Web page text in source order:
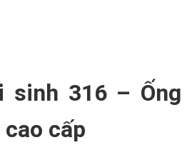
sinh 316 – Ống
cấp